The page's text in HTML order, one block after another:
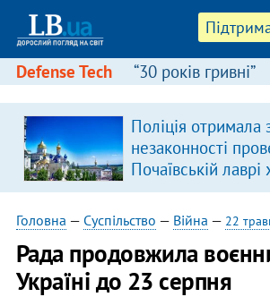
Defense Tech “30 років гривні”
Поліція отримала
незаконності
Почаївській
Головна — Суспільство — Війна — 22
Рада продовжила
Україні до 23 серпня